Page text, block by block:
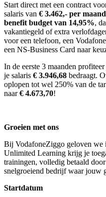
Start direct met een contract
salaris van € 3.462,- per maand
benefit budget van 14,95%,
vakantiegeld of extra
voor een telefoon, een
een NS-Business Card naar
In de eerste 3 maanden
je salaris € 3.946,68 bedraagt.
oplopen tot wel 250% van de
naar€ 4.673,70!
Groeien met ons
Bij VodafoneZiggo geloven
Unlimited Learning krijg je
trainingen, volledig betaald
snelgroeiend bedrijf waar jouw
Startdatum